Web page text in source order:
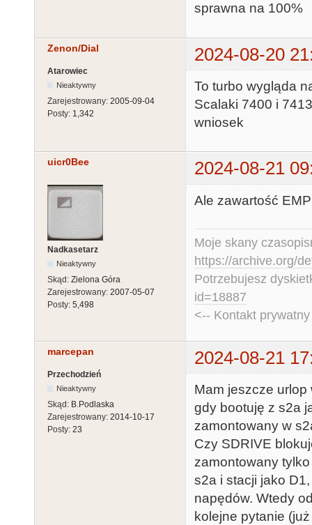
sprawna na 100%
Zenon/Dial 2024-08-20
Atarowiec
Nieaktywny
Zarejestrowany: 2005-09-04
Posty: 1,342
To turbo wygląda
Scalaki 7400 i
wniosek
uicr0Bee 2024-08-21
Nadkasetarz
Nieaktywny
Skąd: Zielona Góra
Zarejestrowany: 2007-05-07
Posty: 5,498
Ale zawartość
Moje skany
https://archive.org/
Potrzebujesz
id=18887
<-- Kontakt
marcepan 2024-08-21
Przechodzień
Nieaktywny
Skąd: B.Podlaska
Zarejestrowany: 2014-10-17
Posty: 23
Mam jeszcze
gdy bootuję z s2a
zamontowany w
Czy SDRIVE
zamontowany
s2a i stacji jako
napędów. Wtedy
kolejne pytanie